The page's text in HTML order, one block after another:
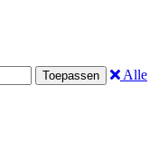
Toepassen
Alle